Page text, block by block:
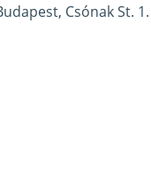
Csónak St. 1.